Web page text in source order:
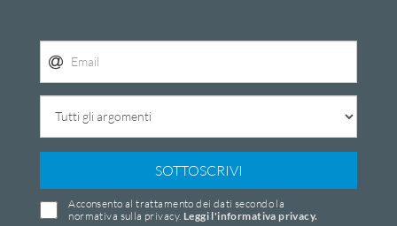
SOTTOSCRIVI
Acconsento al trattamento dei dati secondo la
normativa sulla privacy. Leggi l'informativa privacy.